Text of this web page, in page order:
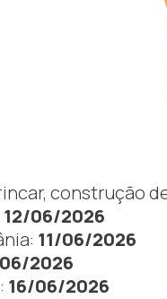
construção
12/06/2026
11/06/2026
2026
16/06/2026